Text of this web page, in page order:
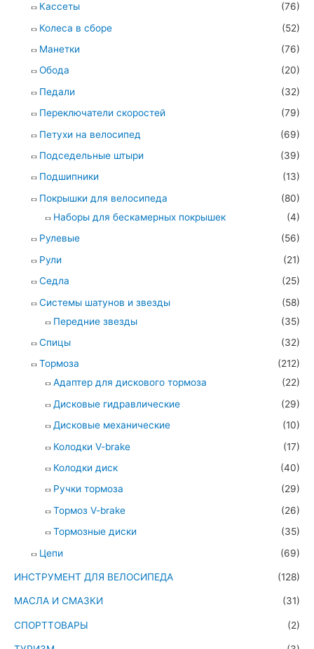
Кассеты
(76)
Колеса в сборе
(52)
Манетки
(76)
Обода
(20)
Педали
(32)
Переключатели скоростей
(79)
Петухи на велосипед
(69)
Подседельные штыри
(39)
Подшипники
(13)
Покрышки для велосипеда
(80)
Наборы для бескамерных покрышек
(4)
Рулевые
(56)
Рули
(21)
Седла
(25)
Системы шатунов и звезды
(58)
Передние звезды
(35)
Спицы
(32)
Тормоза
(212)
Адаптер для дискового тормоза
(22)
Дисковые гидравлические
(29)
Дисковые механические
(10)
Колодки V-brake
(17)
Колодки диск
(40)
Ручки тормоза
(29)
Тормоз V-brake
(26)
Тормозные диски
(35)
Цепи
(69)
ИНСТРУМЕНТ ДЛЯ ВЕЛОСИПЕДА (128)
МАСЛА И СМАЗКИ (31)
СПОРТТОВАРЫ (2)